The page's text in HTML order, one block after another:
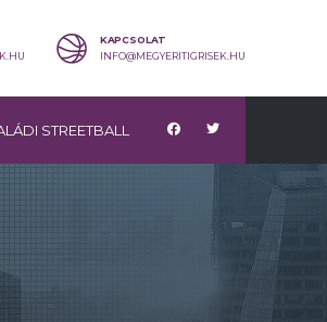
KAPCSOLAT
INFO@MEGYERITIGRISEK.HU
STREETBALL